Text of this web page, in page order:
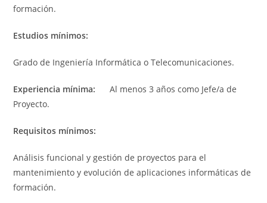
formación.
Estudios mínimos:
Grado de Ingeniería Informática o Telecomunicaciones.
Experiencia mínima: Al menos 3 años como Jefe/a de
Proyecto.
Requisitos mínimos:
Análisis funcional y gestión de proyectos para el
mantenimiento y evolución de aplicaciones informáticas de
formación.